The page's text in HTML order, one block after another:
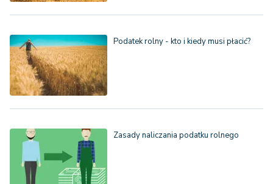
Podatek rolny - kto i kiedy musi płacić?
Zasady naliczania podatku rolnego